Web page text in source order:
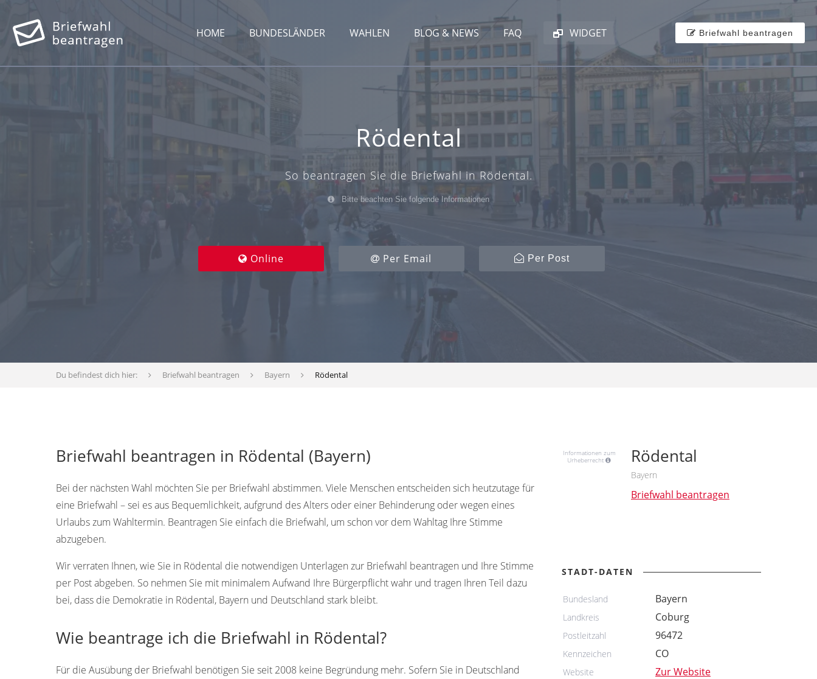
HOME BUNDESLÄNDER WAHLEN BLOG & NEWS FAQ WIDGET Briefwahl beantragen
Rödental
So beantragen Sie die Briefwahl in Rödental.
Bitte beachten Sie folgende Informationen
Online Per Email Per Post
Du befindest dich hier: Briefwahl beantragen Bayern Rödental
Briefwahl beantragen in Rödental (Bayern)
Bei der nächsten Wahl möchten Sie per Briefwahl abstimmen. Viele Menschen entscheiden sich heutzutage für
eine Briefwahl – sei es aus Bequemlichkeit, aufgrund des Alters oder einer Behinderung oder wegen eines
Urlaubs zum Wahltermin. Beantragen Sie einfach die Briefwahl, um schon vor dem Wahltag Ihre Stimme
abzugeben.
Wir verraten Ihnen, wie Sie in Rödental die notwendigen Unterlagen zur Briefwahl beantragen und Ihre Stimme
per Post abgeben. So nehmen Sie mit minimalem Aufwand Ihre Bürgerpflicht wahr und tragen Ihren Teil dazu
bei, dass die Demokratie in Rödental, Bayern und Deutschland stark bleibt.
Wie beantrage ich die Briefwahl in Rödental?
Für die Ausübung der Briefwahl benötigen Sie seit 2008 keine Begründung mehr. Sofern Sie in Deutschland
Informationen zum
Urheberrecht
Rödental
Bayern
Briefwahl beantragen
STADT-DATEN
Bundesland Bayern
Landkreis Coburg
Postleitzahl 96472
Kennzeichen CO
Website Zur Website